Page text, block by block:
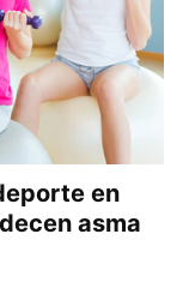
en
asma